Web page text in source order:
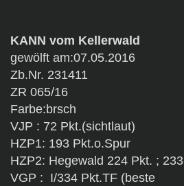
KANN vom Kellerwald
gewölft am:07.05.2016
Zb.Nr. 231411
ZR 065/16
Farbe:brsch
VJP : 72 Pkt.(sichtlaut)
HZP1: 193 Pkt.o.Spur
HZP2: Hegewald 224 Pkt. ;
VGP : I/334 Pkt.TF (beste